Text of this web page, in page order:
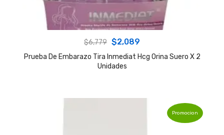
$6,779 Original
price
was:
$2,089
price
Prueba De Embarazo Tira Inmediat Hcg Orina Suero X 2
Unidades
Promocion